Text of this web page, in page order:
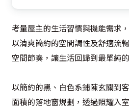
考量屋主的生活習慣與機能需求
以清爽簡約的空間調性及舒適流
空間節奏，讓生活回歸到最單純
以簡約的黑、白色系鋪陳玄關到
面積的落地窗規劃，透過照耀入